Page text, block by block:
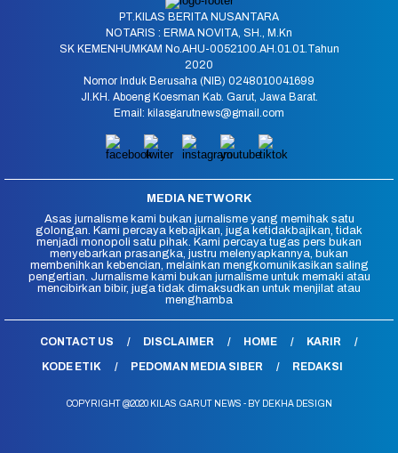
PT.KILAS BERITA NUSANTARA
NOTARIS : ERMA NOVITA, SH., M.Kn
SK KEMENHUMKAM No.AHU-0052100.AH.01.01.Tahun
2020
Nomor Induk Berusaha (NIB) 0248010041699
Jl.KH. Aboeng Koesman Kab. Garut, Jawa Barat.
Email: kilasgarutnews@gmail.com
MEDIA NETWORK
Asas jurnalisme kami bukan jurnalisme yang memihak satu
golongan. Kami percaya kebajikan, juga ketidakbajikan, tidak
menjadi monopoli satu pihak. Kami percaya tugas pers bukan
menyebarkan prasangka, justru melenyapkannya, bukan
membenihkan kebencian, melainkan mengkomunikasikan saling
pengertian. Jurnalisme kami bukan jurnalisme untuk memaki atau
mencibirkan bibir, juga tidak dimaksudkan untuk menjilat atau
menghamba
CONTACT US DISCLAIMER HOME
KARIR
KODE ETIK
PEDOMAN MEDIA SIBER REDAKSI
COPYRIGHT @2020 KILAS GARUT NEWS - BY DEKHA DESIGN